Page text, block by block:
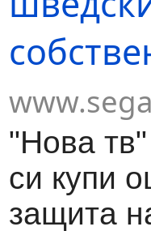
"Нова
си купи
защита